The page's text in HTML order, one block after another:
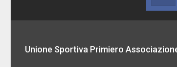
Unione Sportiva Primiero